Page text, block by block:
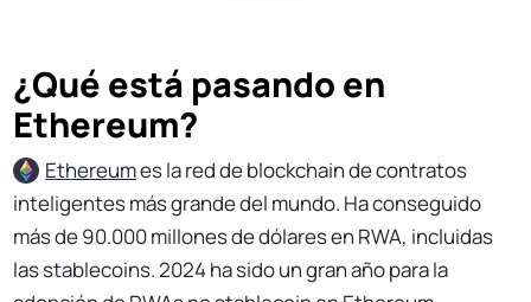
¿Qué está pasando en
Ethereum?
Ethereumes la red de blockchain de contratos
inteligentes más grande del mundo. Ha conseguido
más de 90.000 millones de dólares en RWA, incluidas
las stablecoins. 2024 ha sido un gran año para la